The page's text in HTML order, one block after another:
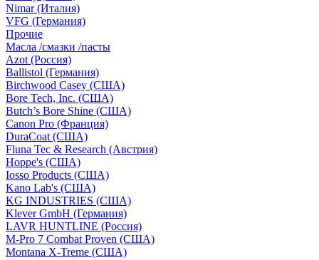
Nimar (Италия)
VFG (Германия)
Прочие
Масла /смазки /пасты
Azot (Россия)
Ballistol (Германия)
Birchwood Casey (США)
Bore Tech, Inc. (США)
Butch’s Bore Shine (СШA)
Canon Pro (Франция)
DuraCoat (США)
Fluna Tec & Research (Австрия)
Hoppe's (США)
Iosso Products (США)
Kano Lab's (США)
KG INDUSTRIES (США)
Klever GmbH (Германия)
LAVR HUNTLINE (Россия)
M-Pro 7 Combat Proven (СШA)
Montana X-Treme (США)